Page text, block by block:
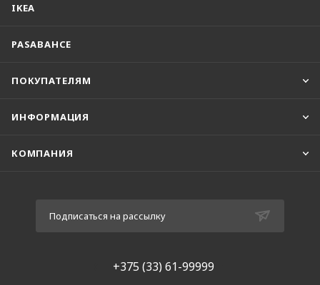
IKEA
PASABAHCE
ПОКУПАТЕЛЯМ
ИНФОРМАЦИЯ
КОМПАНИЯ
Подписаться на рассылку
+375 (33) 61-99999